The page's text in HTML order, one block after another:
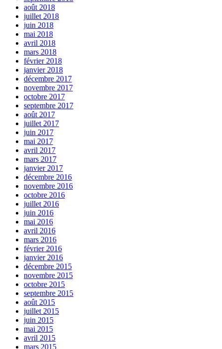
août 2018
juillet 2018
juin 2018
mai 2018
avril 2018
mars 2018
février 2018
janvier 2018
décembre 2017
novembre 2017
octobre 2017
septembre 2017
août 2017
juillet 2017
juin 2017
mai 2017
avril 2017
mars 2017
janvier 2017
décembre 2016
novembre 2016
octobre 2016
juillet 2016
juin 2016
mai 2016
avril 2016
mars 2016
février 2016
janvier 2016
décembre 2015
novembre 2015
octobre 2015
septembre 2015
août 2015
juillet 2015
juin 2015
mai 2015
avril 2015
mars 2015